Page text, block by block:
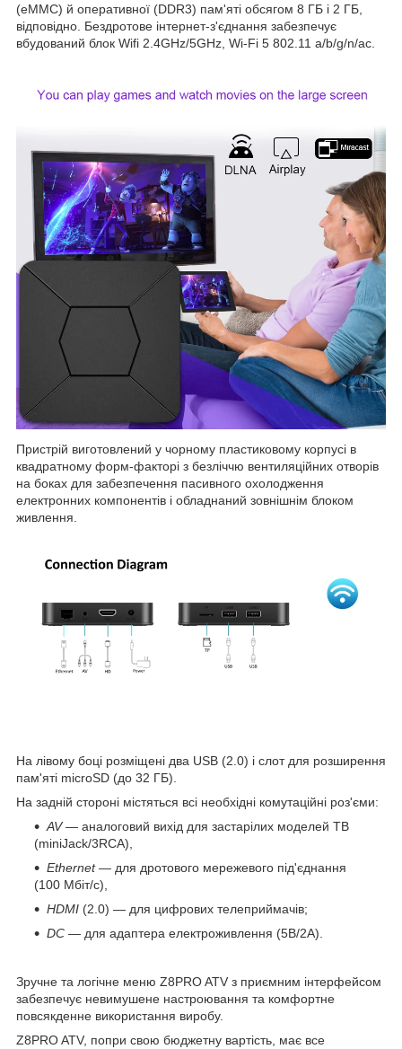
(eMMC) й оперативної (DDR3) пам'яті обсягом 8 ГБ і 2 ГБ,
відповідно. Бездротове інтернет-з'єднання забезпечує
вбудований блок Wifi 2.4GHz/5GHz, Wi-Fi 5 802.11 a/b/g/n/ac.
Пристрій виготовлений у чорному пластиковому корпусі в
квадратному форм-факторі з безліччю вентиляційних отворів
на боках для забезпечення пасивного охолодження
електронних компонентів і обладнаний зовнішнім блоком
живлення.
На лівому боці розміщені два USB (2.0) і слот для розширення
пам'яті microSD (до 32 ГБ).
На задній стороні містяться всі необхідні комутаційні роз'єми:
AV— аналоговий вихід для застарілих моделей ТВ
(miniJack/3RCA),
Ethernet— для дротового мережевого під'єднання
(100 Мбіт/с),
HDMI (2.0) — для цифрових телеприймачів;
DC — для адаптера електроживлення (5В/2А).
Зручне та логічне меню Z8PRO ATV з приємним інтерфейсом
забезпечує невимушене настроювання та комфортне
повсякденне використання виробу.
Z8PRO ATV, попри свою бюджетну вартість, має все